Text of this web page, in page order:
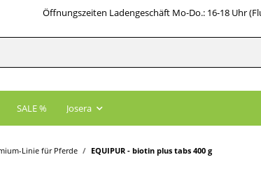
Öffnungszeiten Ladengeschäft Mo-Do.: 16-18 Uhr
SALE % Josera
Linie für Pferde EQUIPUR - biotin plus tabs 400 g